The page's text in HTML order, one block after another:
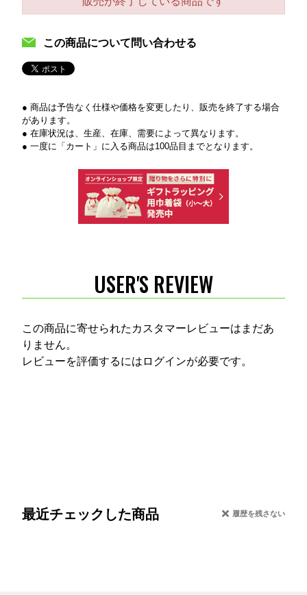
この商品について問い合わせる
● 商品は予告なく仕様や価格を変更したり、販売を終了する場合
があります。
● 在庫状況は、生産、在庫、需要によって異なります。
● 一度に「カート」に入る商品は100品目までとなります。
USER'S REVIEW
この商品に寄せられたカスタマーレビューはまだあ
りません。
レビューを評価するには ログインが必要です。
最近チェックした商品 履歴を残さない